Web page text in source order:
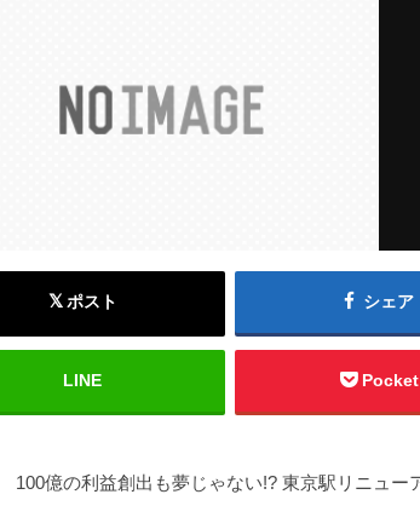
ポスト シェア
LINE Pocket
100億の利益創出も夢じゃない!? 東京駅リニュ